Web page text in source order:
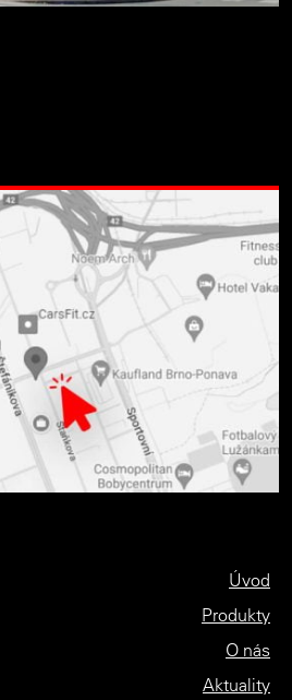
Úvod
Produkty
O nás
Aktuality